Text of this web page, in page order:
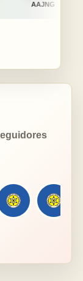
TSURU